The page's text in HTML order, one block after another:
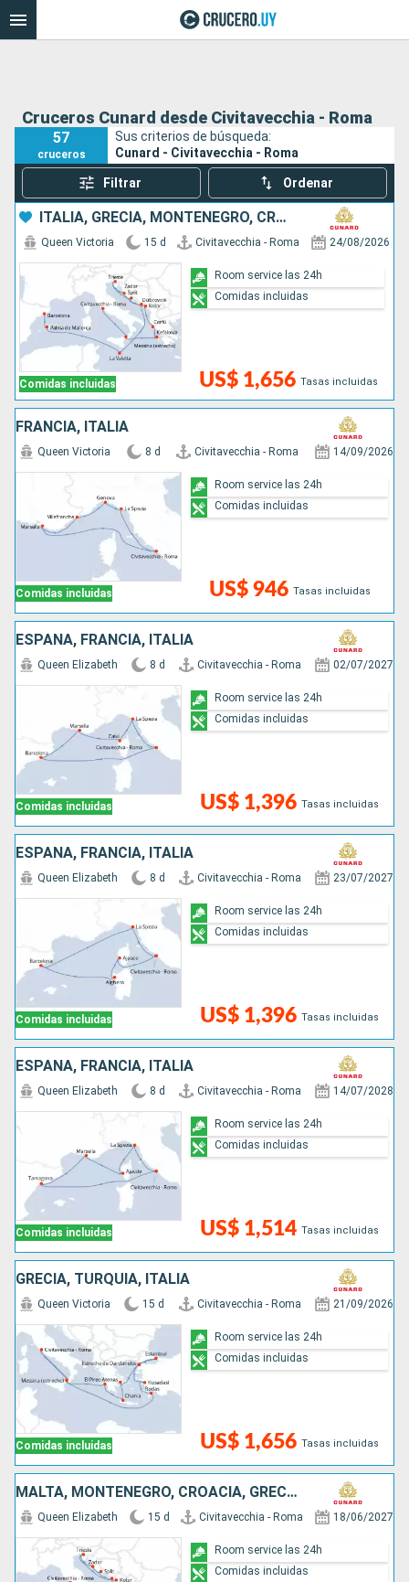
Cruceros Cunard desde Civitavecchia - Roma
57
cruceros
Sus criterios de búsqueda:
Cunard - Civitavecchia - Roma
Filtrar Ordenar
ITALIA, GRECIA, MONTENEGRO, CROACIA, MALTA, ESPAÑA
Comidas incluidas
Queen Victoria 15 d Civitavecchia - Roma 24/08/2026
US$ 1,656 Tasas incluidas
Room service las 24h
Comidas incluidas
FRANCIA, ITALIA
Comidas incluidas
Queen Victoria 8 d Civitavecchia - Roma 14/09/2026
US$ 946 Tasas incluidas
Room service las 24h
Comidas incluidas
ESPAÑA, FRANCIA, ITALIA
Comidas incluidas
Queen Elizabeth 8 d Civitavecchia - Roma 02/07/2027
US$ 1,396 Tasas incluidas
Room service las 24h
Comidas incluidas
ESPAÑA, FRANCIA, ITALIA
Comidas incluidas
Queen Elizabeth 8 d Civitavecchia - Roma 23/07/2027
US$ 1,396 Tasas incluidas
Room service las 24h
Comidas incluidas
ESPAÑA, FRANCIA, ITALIA
Comidas incluidas
Queen Elizabeth 8 d Civitavecchia - Roma 14/07/2028
US$ 1,514 Tasas incluidas
Room service las 24h
Comidas incluidas
GRECIA, TURQUÍA, ITALIA
Comidas incluidas
Queen Victoria 15 d Civitavecchia - Roma 21/09/2026
US$ 1,656 Tasas incluidas
Room service las 24h
Comidas incluidas
MALTA, MONTENEGRO, CROACIA, GRECIA, ITALIA
Queen Elizabeth 15 d Civitavecchia - Roma 18/06/2027
Room service las 24h
Comidas incluidas